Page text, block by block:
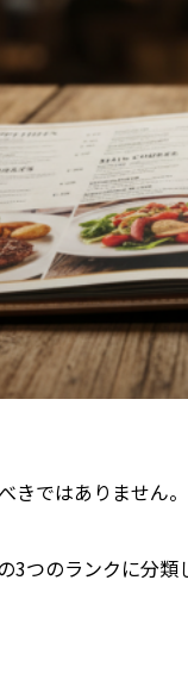
きではありません
3つのランクに分類